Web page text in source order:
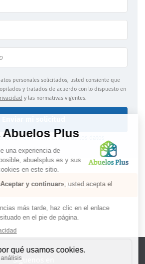
personales solicitados, usted consiente que
y tratados de acuerdo con lo dispuesto en
y las normativas vigentes.
|Confidencialidad de los datos
UNA LISTA PERSONALIZADA
Síguenos en